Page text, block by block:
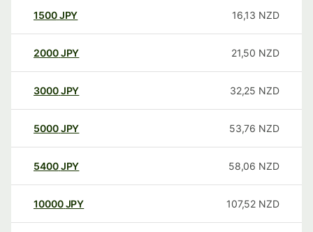
1500JPY 16,13 NZD
2000JPY 21,50 NZD
3000JPY 32,25 NZD
5000JPY 53,76 NZD
5400JPY 58,06 NZD
10000 JPY 107,52 NZD